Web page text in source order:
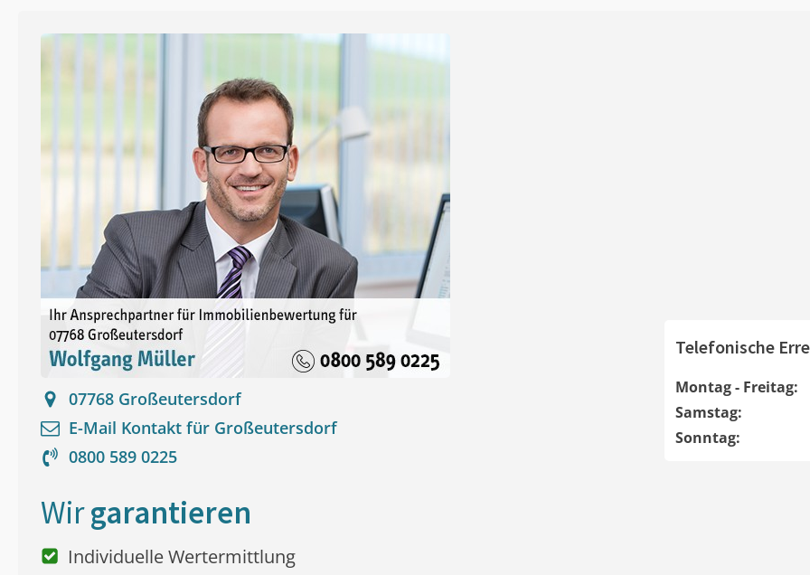
07768 Großeutersdorf
E-Mail Kontakt für Großeutersdorf
0800 589 0225
Telefonische
Montag - Freitag:
Samstag:
Sonntag:
Wirgarantieren
Individuelle Wertermittlung